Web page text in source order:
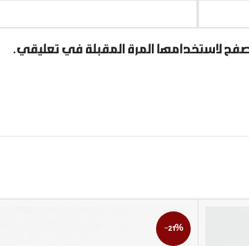
لاستخدامها المرة المقبلة في تعليقي.
-21%